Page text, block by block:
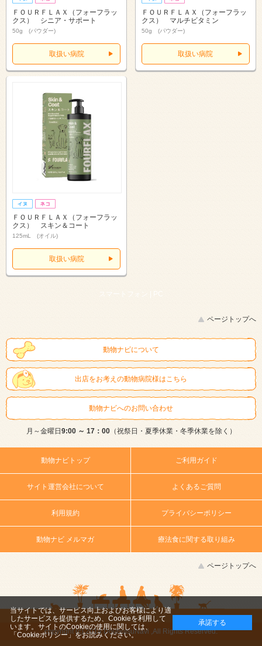
ＦＯＵＲＦＬＡＸ（フォーフラッ
クス） シニア・サポート
50g (パウダー)
取扱い病院
ＦＯＵＲＦＬＡＸ（フォーフラッ
クス） マルチビタミン
50g (パウダー)
取扱い病院
ＦＯＵＲＦＬＡＸ（フォーフラッ
クス） スキン＆コート
125mL (オイル)
取扱い病院
スマートフォン | PC
ページトップへ
動物ナビについて
出店をお考えの動物病院様はこちら
動物ナビへのお問い合わせ
月～金曜日9:00 ～ 17：00（祝祭日・夏季休業・冬季休業を除く）
動物ナビトップ ご利用ガイド
サイト運営会社について よくあるご質問
利用規約 プライバシーポリシー
動物ナビ メルマガ 療法食に関する取り組み
ページトップへ
copyright (c) 2014 DoubutsuNavi ,All Rights Reserved.
当サイトでは、サービス向上およびお客様により適
したサービスを提供するため、Cookieを利用して
います。サイトのCookieの使用に関しては、
「Cookieポリシー」 をお読みください。
承諾する